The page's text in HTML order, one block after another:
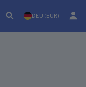
DEU (EUR)